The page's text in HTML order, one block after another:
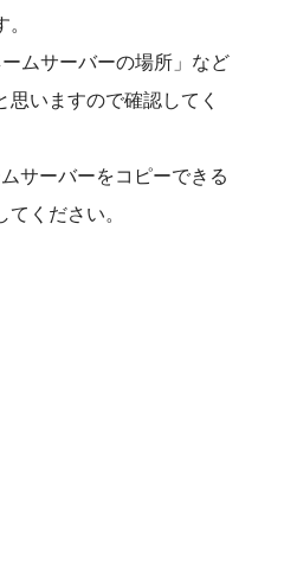
ムサーバーの場所」など
いますので確認してく
サーバーをコピーできる
ください。